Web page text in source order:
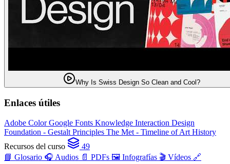
Why Is Swiss Design So Clean and Cool?
Enlaces útiles
Adobe ColorGoogle Fonts Knowledge Interaction Design
Foundation - Gestalt Principles The Met - Timeline of Art History
Recursos del curso
49
📘 Glosario 🎧 Audios 📄 PDFs 🖼️ Infografías 🎬 Vídeos 🔗